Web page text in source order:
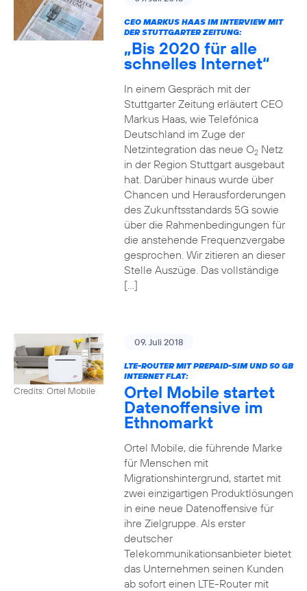
CEO MARKUS HAAS IM INTERVIEW MIT
DER STUTTGARTER ZEITUNG:
„Bis 2020 für alle
schnelles Internet“
In einem Gespräch mit der
Stuttgarter Zeitung erläutert CEO
Markus Haas, wie Telefónica
Deutschland im Zuge der
Netzintegration das neue O2Netz
in der Region Stuttgart ausgebaut
hat. Darüber hinaus wurde über
Chancen und Herausforderungen
des Zukunftsstandards 5G sowie
über die Rahmenbedingungen für
die anstehende Frequenzvergabe
gesprochen. Wir zitieren an dieser
Stelle Auszüge. Das vollständige
[…]
Credits: Ortel Mobile
09. Juli 2018
LTE-ROUTER MIT PREPAID-SIM UND 50 GB
INTERNET FLAT:
Ortel Mobile startet
Datenoffensive im
Ethnomarkt
Ortel Mobile, die führende Marke
für Menschen mit
Migrationshintergrund, startet mit
zwei einzigartigen Produktlösungen
in eine neue Datenoffensive für
ihre Zielgruppe. Als erster
deutscher
Telekommunikationsanbieter bietet
das Unternehmen seinen Kunden
ab sofort einen LTE-Router mit